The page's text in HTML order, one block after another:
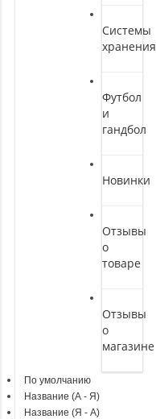
Системы
хранения
Футбол
и
гандбол
Новинки
Отзывы
о
товаре
Отзывы
о
магазине
По умолчанию
Название (А - Я)
Название (Я - А)